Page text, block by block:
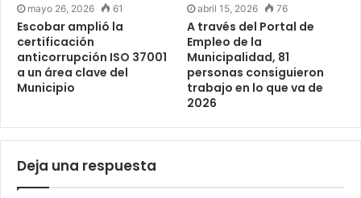
mayo 26, 2026 61
Escobar amplió la
certificación
anticorrupción ISO 37001
a un área clave del
Municipio
abril 15, 2026 76
A través del Portal de
Empleo de la
Municipalidad, 81
personas consiguieron
trabajo en lo que va de
2026
Deja una respuesta